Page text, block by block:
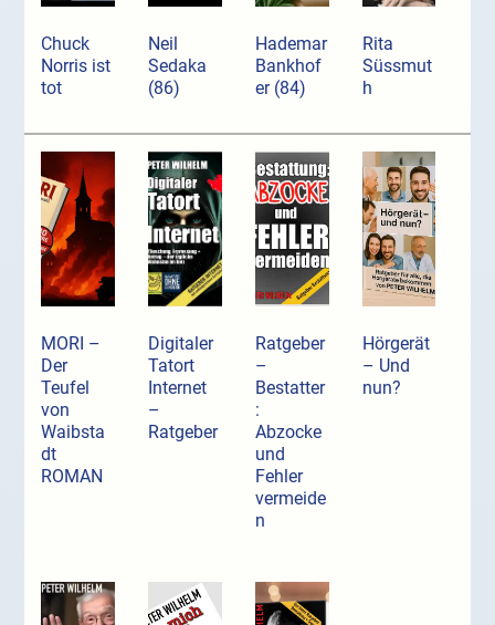
Chuck
Norris ist
tot
Neil
Sedaka
(86)
Hademar
Bankhof
er (84)
Rita
Süssmut
h
MORI –
Der
Teufel
von
Waibsta
dt
ROMAN
Digitaler
Tatort
Internet
–
Ratgeber
Ratgeber
–
Bestatter
:
Abzocke
und
Fehler
vermeide
n
Hörgerät
– Und
nun?